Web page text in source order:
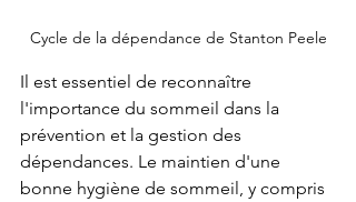
Cycle de la dépendance de Stanton Peele
Il est essentiel de reconnaître
l'importance du sommeil dans la
prévention et la gestion des
dépendances. Le maintien d'une
bonne hygiène de sommeil, y compris